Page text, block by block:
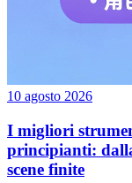
10 agosto 2026
I migliori
principianti:
scene finite